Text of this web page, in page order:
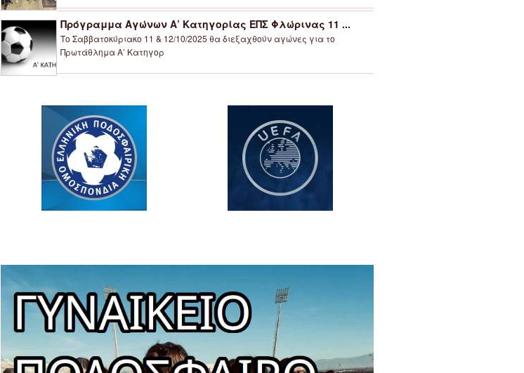
Πρόγραμμα Αγώνων Α’ Κατηγορίας ΕΠΣ Φλώρινας 11 ...
Το Σαββατοκύριακο 11 & 12/10/2025 θα διεξαχθούν αγώνες για το
Πρωτάθλημα Α’ Κατηγορ